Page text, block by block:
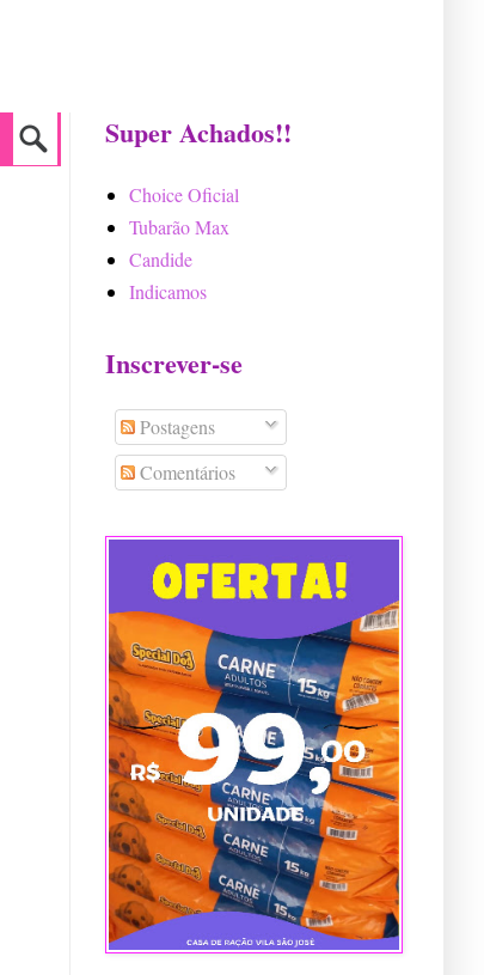
Super Achados!!
Choice Oficial
Tubarão Max
Candide
Indicamos
Inscrever-se
Postagens
Comentários